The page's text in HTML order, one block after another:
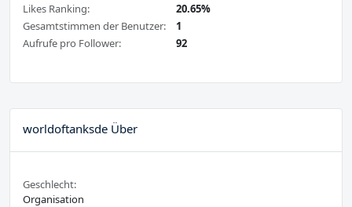
Likes Ranking:
20.65%
Gesamtstimmen der Benutzer:
1
Aufrufe pro Follower:
92
worldoftanksde Über
Geschlecht:
Organisation